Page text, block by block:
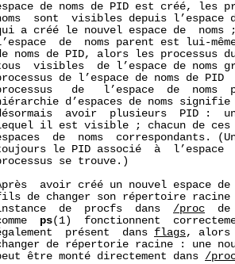
de noms de PID est créé, les
sont  visibles depuis l’espace
a créé le nouvel espace de  noms
de  noms parent est lui-
noms de PID, alors les processus
visibles  de l’espace de noms
de l’espace de noms de PID
de   l’espace  de  noms
d’espaces de noms
avoir  plusieurs  PID :
il est visible ; chacun de
de  noms  correspondants.
le PID associé  à  l’espace
se trouve.)
avoir créé un nouvel espace
de changer son répertoire
de  procfs  dans
/proc
de
ps(1)  fonctionnent
présent  dans
flags, alors
de répertorie racine : une
être monté directement dans
/